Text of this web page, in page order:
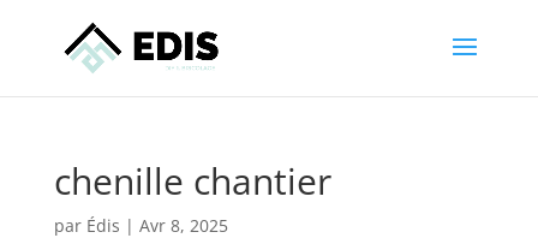
chenille chantier
par Édis | Avr 8, 2025